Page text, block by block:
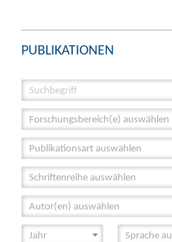
PUBLIKATIONEN
Forschungsbereich(e) auswählen
Publikationsart auswählen
Schriftenreihe auswählen
Autor(en) auswählen